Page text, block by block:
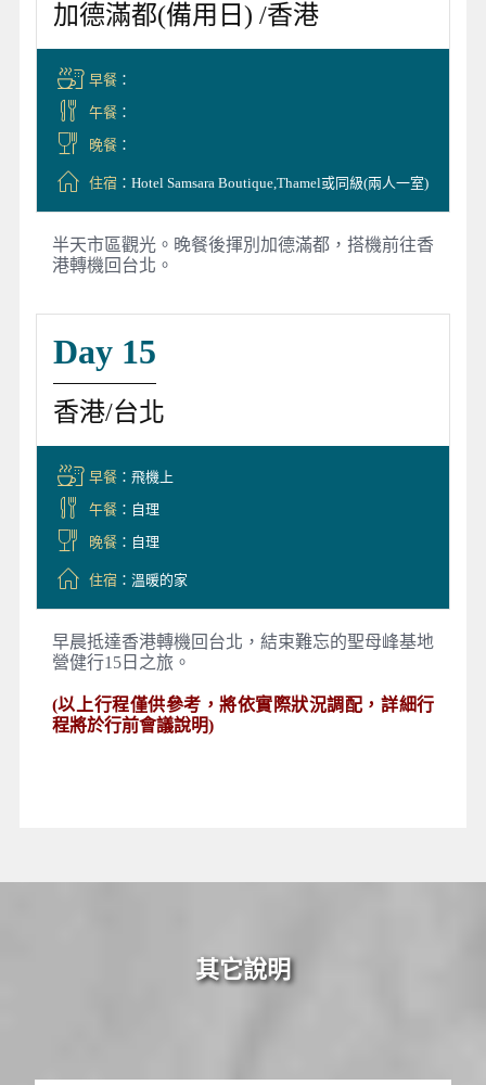
加德滿都(備用日) /香港
早餐：
午餐：
晚餐：
住宿：Hotel Samsara Boutique,Thamel或同級(兩人一室)
半天市區觀光。晚餐後揮別加德滿都，搭機前往香
港轉機回台北。
Day 15
香港/台北
早餐：飛機上
午餐：自理
晚餐：自理
住宿：溫暖的家
早晨抵達香港轉機回台北，結束難忘的聖母峰基地
營健行15日之旅。
(以上行程僅供參考，將依實際狀況調配，詳細行
程將於行前會議說明)
其它說明